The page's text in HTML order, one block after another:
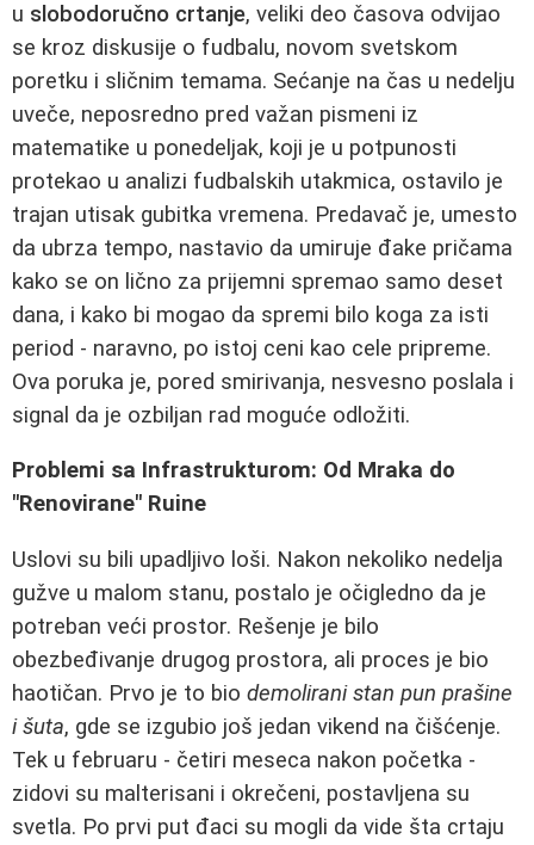
u slobodoručno crtanje, veliki deo časova odvijao
se kroz diskusije o fudbalu, novom svetskom
poretku i sličnim temama. Sećanje na čas u nedelju
uveče, neposredno pred važan pismeni iz
matematike u ponedeljak, koji je u potpunosti
protekao u analizi fudbalskih utakmica, ostavilo je
trajan utisak gubitka vremena. Predavač je, umesto
da ubrza tempo, nastavio da umiruje đake pričama
kako se on lično za prijemni spremao samo deset
dana, i kako bi mogao da spremi bilo koga za isti
period - naravno, po istoj ceni kao cele pripreme.
Ova poruka je, pored smirivanja, nesvesno poslala i
signal da je ozbiljan rad moguće odložiti.
Problemi sa Infrastrukturom: Od Mraka do
"Renovirane" Ruine
Uslovi su bili upadljivo loši. Nakon nekoliko nedelja
gužve u malom stanu, postalo je očigledno da je
potreban veći prostor. Rešenje je bilo
obezbeđivanje drugog prostora, ali proces je bio
haotičan. Prvo je to bio demolirani stan pun prašine
i šuta, gde se izgubio još jedan vikend na čišćenje.
Tek u februaru - četiri meseca nakon početka -
zidovi su malterisani i okrečeni, postavljena su
svetla. Po prvi put đaci su mogli da vide šta crtaju